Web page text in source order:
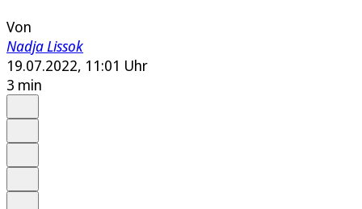
Von
Nadja Lissok
19.07.2022, 11:01 Uhr
3 min